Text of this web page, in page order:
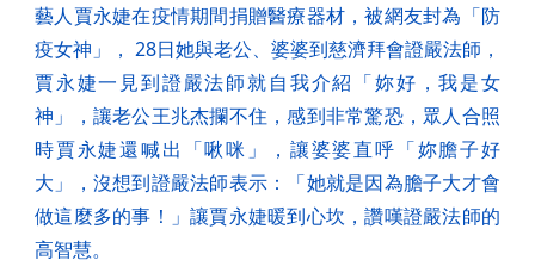
藝人賈永婕在疫情期間捐贈醫療器材，被網友封為「防
疫女神」， 28日她與老公、婆婆到慈濟拜會證嚴法師，
賈永婕一見到證嚴法師就自我介紹「妳好，我是女
神」，讓老公王兆杰攔不住，感到非常驚恐，眾人合照
時賈永婕還喊出「啾咪」，讓婆婆直呼「妳膽子好
大」，沒想到證嚴法師表示：「她就是因為膽子大才會
做這麼多的事！」讓賈永婕暖到心坎，讚嘆證嚴法師的
高智慧。